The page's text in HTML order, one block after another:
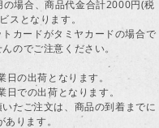
の場合、商品代金合計2000円(税
スとなります。
カードがタミヤカードの場合で
のでご注意ください。
の出荷となります。
での出荷となります。
たご注文は、商品の到着までに
ります。